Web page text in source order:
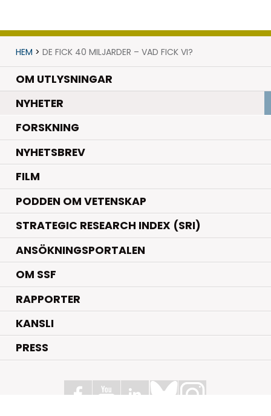
HEM > DE FICK 40 MILJARDER – VAD FICK VI?
OM UTLYSNINGAR
NYHETER.
FORSKNING.
NYHETSBREV
FILM
PODDEN OM VETENSKAP
STRATEGIC RESEARCH INDEX (SRI)
ANSÖKNINGSPORTALEN
OM SSF
RAPPORTER
KANSLI
PRESS